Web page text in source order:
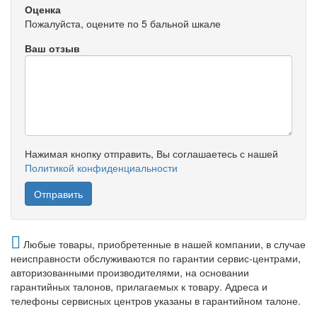
Оценка
Пожалуйста, оцените по 5 бальной шкале
Ваш отзыв
Нажимая кнопку отправить, Вы соглашаетесь с нашей
Политикой конфиденциальности
Любые товары, приобретенные в нашей компании, в случае
неисправности обслуживаются по гарантии сервис-центрами,
авторизованными производителями, на основании
гарантийных талонов, прилагаемых к товару. Адреса и
телефоны сервисных центров указаны в гарантийном талоне.